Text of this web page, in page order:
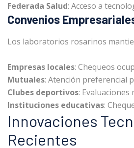
Federada Salud: Acceso a
Convenios
Los laboratorios rosarinos
Empresas locales: Chequeos
Mutuales: Atención preferencial
Clubes deportivos: Evaluaciones
Instituciones educativas:
Innovaciones
Recientes